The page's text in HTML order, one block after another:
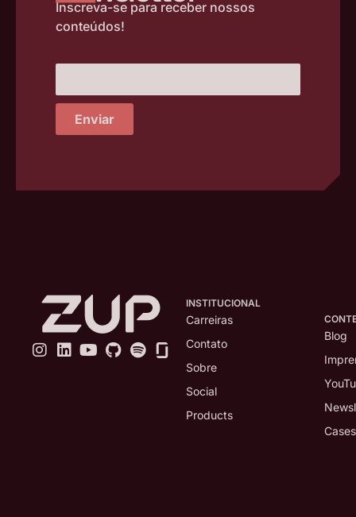
Inscreva-se para receber nossos
conteúdos!
Enviar
INSTITUCIONAL
Carreiras
Contato
Sobre
Social
Products
Blog
Cases